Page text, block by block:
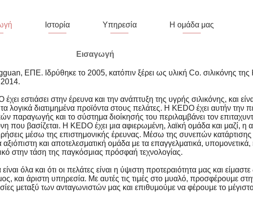
Ιστορία Υπηρεσία Η ομάδα μας
Εισαγωγή
ΕΠΕ. Ιδρύθηκε το 2005, κατόπιν ξέρει ως υλική Co. σιλικόνης
εστιάσει στην έρευνα και την ανάπτυξη της υγρής σιλικόνης, και
λογικά διατιμημένα προϊόντα στους πελάτες. Η KEDO έχει αυτήν την
παραγωγής και το σύστημα διοίκησής του περιλαμβάνει τον
που βασίζεται. Η KEDO έχει μια αφιερωμένη, λαϊκή ομάδα και μαζί,
μέσω της επιστημονικής έρευνας. Μέσω της συνεπών κατάρτισης
και αποτελεσματική ομάδα με τα επαγγελματικά, υπομονετικά,
στην τάση της παγκόσμιας πρόσφαή τεχνολογίας.
είναι όλα και ότι οι πελάτες είναι η ύψιστη προτεραιότητα μας και
και άριστη υπηρεσία. Με αυτές τις τιμές στο μυαλό, προσφέρουμε
μεταξύ των ανταγωνιστών μας και επιθυμούμε να φέρουμε το